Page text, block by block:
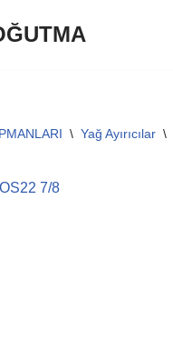
\ Yağ Ayırıcılar \